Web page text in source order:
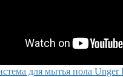
Пластиковые ведра для
Дополнительная
для мытья пола Unger